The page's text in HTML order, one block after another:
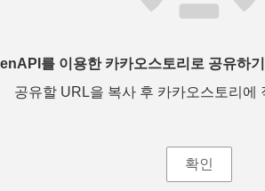
를 이용한 카카오스토리로 공유하
공유할 URL을 복사 후 카카오스토리에
확인